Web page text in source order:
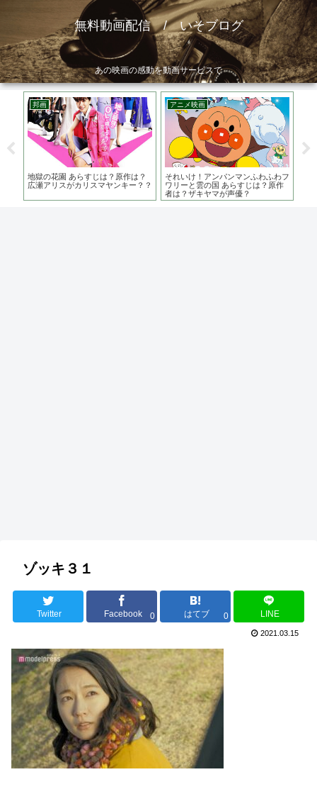
無料動画配信 / いそブログ
あの映画の感動を動画サービスで
邦画
地獄の花園 あらすじは？原作は？
広瀬アリスがカリスマヤンキー？？
アニメ映画
それいけ！アンパンマンふわふわフ
ワリーと雲の国 あらすじは？原作
者は？ザキヤマが声優？
ゾッキ３１
Twitter Facebook 0 はてブ 0 LINE
2021.03.15